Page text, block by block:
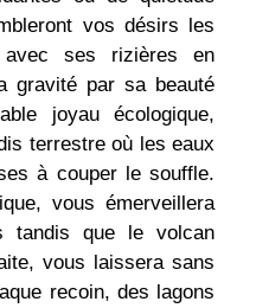
vos désirs les
avec ses rizières en
gravité par sa beauté
joyau écologique,
terrestre où les eaux
à couper le souffle.
vous émerveillera
tandis que le volcan
vous laissera sans
recoin, des lagons